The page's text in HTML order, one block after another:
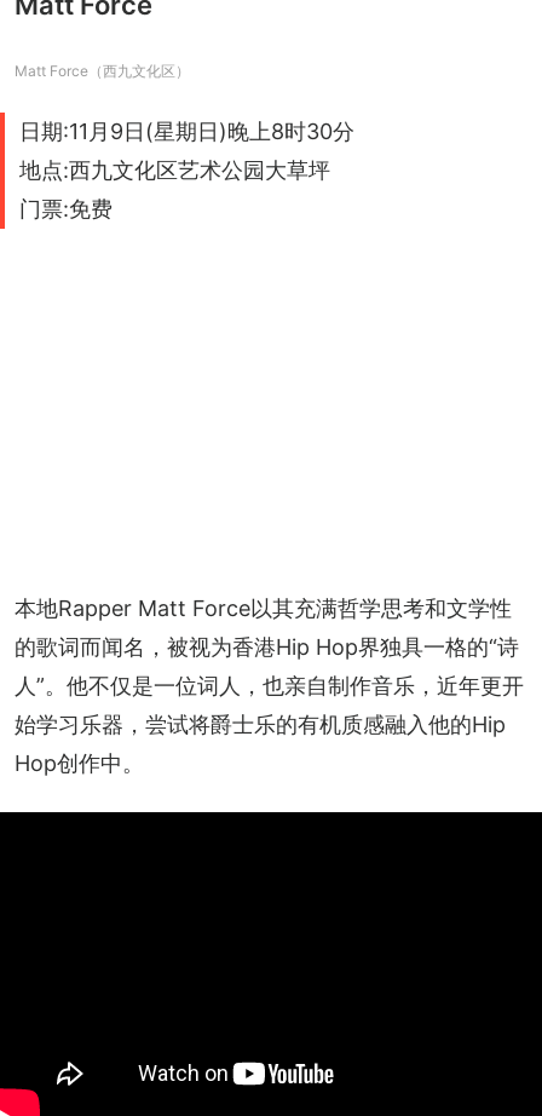
Matt Force（西九文化区）
日期:11月9日(星期日)晚上8时30分
地点:西九文化区艺术公园大草坪
门票:免费
本地Rapper Matt Force以其充满哲学思考和文学性
的歌词而闻名，被视为香港Hip Hop界独具一格的“诗
人”。他不仅是一位词人，也亲自制作音乐，近年更开
始学习乐器，尝试将爵士乐的有机质感融入他的Hip
Hop创作中。